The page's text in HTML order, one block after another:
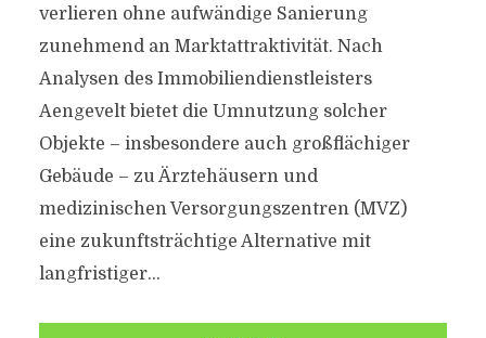
verlieren ohne aufwändige Sanierung
zunehmend an Marktattraktivität. Nach
Analysen des Immobiliendienstleisters
Aengevelt bietet die Umnutzung solcher
Objekte – insbesondere auch großflächiger
Gebäude – zu Ärztehäusern und
medizinischen Versorgungszentren (MVZ)
eine zukunftsträchtige Alternative mit
langfristiger...